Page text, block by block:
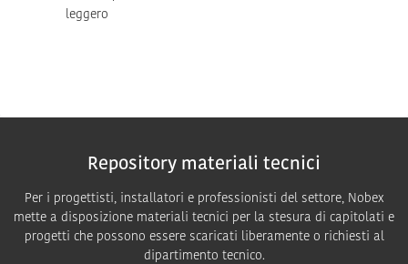
leggero
Repository materiali tecnici
Per i progettisti, installatori e professionisti del settore, Nobex
mette a disposizione materiali tecnici per la stesura di capitolati e
progetti che possono essere scaricati liberamente o richiesti al
dipartimento tecnico.